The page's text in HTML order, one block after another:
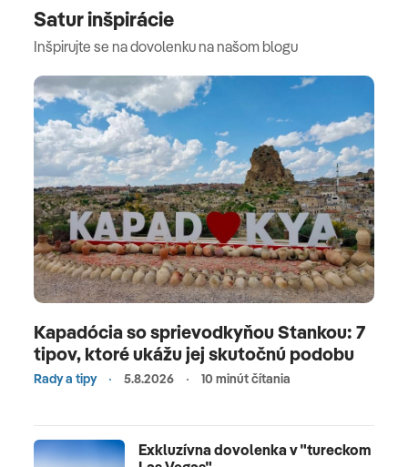
Satur inšpirácie
Inšpirujte se na dovolenku na našom blogu
Kapadócia so sprievodkyňou Stankou: 7
tipov, ktoré ukážu jej skutočnú podobu
Rady a tipy 5.8.2026 10 minút čítania
Exkluzívna dovolenka v "tureckom